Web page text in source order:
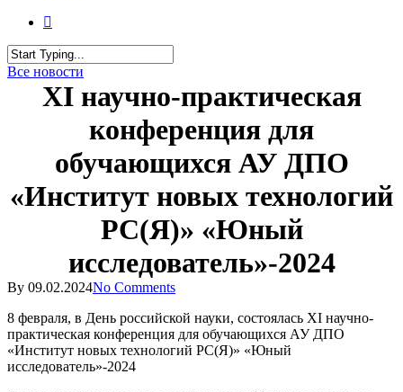
Все новости
ХI научно-практическая
конференция для
обучающихся АУ ДПО
«Институт новых технологий
РС(Я)» «Юный
исследователь»-2024
By 09.02.2024No Comments
8 февраля, в День российской науки, состоялась ХI научно-
практическая конференция для обучающихся АУ ДПО
«Институт новых технологий РС(Я)» «Юный
исследователь»-2024